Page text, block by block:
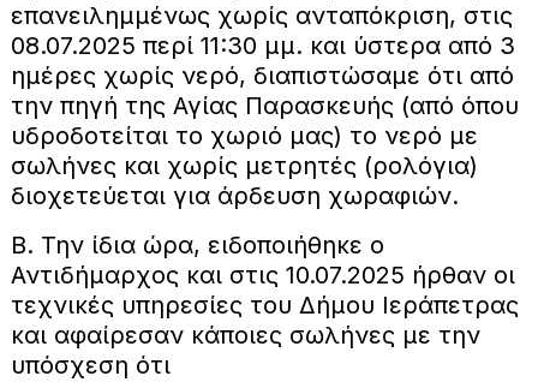
επανειλημμένως χωρίς ανταπόκριση, στις
08.07.2025 περί 11:30 μμ. και ύστερα από 3
ημέρες χωρίς νερό, διαπιστώσαμε ότι από
την πηγή της Αγίας Παρασκευής (από όπου
υδροδοτείται το χωριό μας) το νερό με
σωλήνες και χωρίς μετρητές (ρολόγια)
διοχετεύεται για άρδευση χωραφιών.
Β. Την ίδια ώρα, ειδοποιήθηκε ο
Αντιδήμαρχος και στις 10.07.2025 ήρθαν οι
τεχνικές υπηρεσίες του Δήμου Ιεράπετρας
και αφαίρεσαν κάποιες σωλήνες με την
υπόσχεση ότι